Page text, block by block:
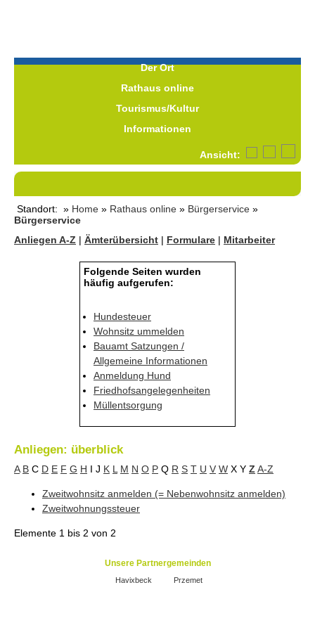
Der Ort
Rathaus online
Tourismus/Kultur
Informationen
Ansicht:
Standort: » Home » Rathaus online » Bürgerservice »
Bürgerservice
Anliegen A-Z | Ämterübersicht | Formulare | Mitarbeiter
Folgende Seiten wurden
häufig aufgerufen:
Hundesteuer
Wohnsitz ummelden
Bauamt Satzungen /
Allgemeine Informationen
Anmeldung Hund
Friedhofsangelegenheiten
Müllentsorgung
Anliegen: überblick
A B C D E F G H I J K L M N O P Q R S T U V W X Y Z A-Z
Zweitwohnsitz anmelden (= Nebenwohnsitz anmelden)
Zweitwohnungssteuer
Elemente 1 bis 2 von 2
Unsere Partnergemeinden
Havixbeck Przemet